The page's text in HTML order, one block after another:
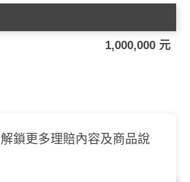
1,000,000 元
鎖更多理賠內容及商品說